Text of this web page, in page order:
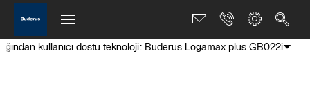
kullanıcı dostu teknoloji: Buderus Logamax plus GB022i